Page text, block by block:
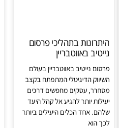
היתרונות בתהליכי פרסום
נייטיב באווטבריין
פרסום נייטיב באווטבריין בעולם
השיווק הדיגיטלי המתפתח בקצב
מסחרר, עסקים מחפשים דרכים
יעילות יותר להגיע אל קהל היעד
שלהם. אחד הכלים היעילים ביותר
לכך הוא